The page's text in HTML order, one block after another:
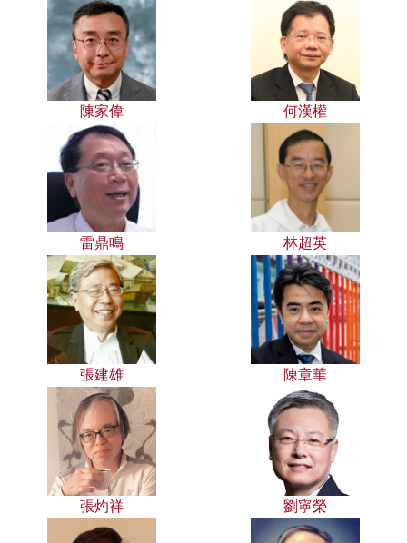
陳家偉 何漢權
雷鼎鳴 林超英
張建雄 陳章華
張灼祥 劉寧榮